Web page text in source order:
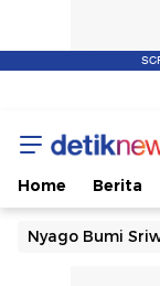
Home Berita
Nyago Bumi